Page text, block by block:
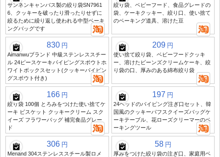
サンネンキャンバス製の絞り袋SN7961
6、クッキーを破ったり滑ったりせずに
絞るために繰り返し使われる中型ベーキ
ングバッグです
絞り袋、ベビーフード、食品グレードの
袋、ケーキクッキー、絞り口、使い捨て
のベーキング道具、溶けた豆
830 円
Aimanwuブランド 中級ステンレススチー
ル 24ピースケーキパイピングスポウトホ
ワイトボックスセット(クッキーパイピン
グスポウト付き)
209 円
使い捨て絞り袋、ベビーフードクッキ
ー、溶けたビーンズクリームケーキ、絞
り袋の口、厚みのある綿布絞り袋
166 円
絞り袋 100個 とろみをつけた使い捨てケ
ーキ ビスケット クッキークリーム スク
イーズ フラワーバッグ 補完食品グレー
ド
197 円
24ヘッドのパイピング注ぎ口セット、韓
国風のクッキーパフスクイーズバッグケ
ーキテーブル、花ローズクリーマーのベ
ーキングツール
306 円
Menand 304ステンレススチール製ロメ
58 円
厚みをつけた絞り袋の注ぎ口、家庭用ベ